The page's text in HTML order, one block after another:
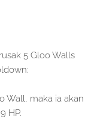
5 Gloo Walls
Wall, maka ia akan
HP.